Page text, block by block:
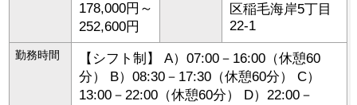
178,000円～
252,600円
区稲毛海岸5丁目
22-1
勤務時間
【シフト制】 A）07:00－16:00（休憩60
分） B）08:30－17:30（休憩60分） C）
13:00－22:00（休憩60分） D）22:00－